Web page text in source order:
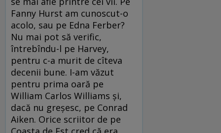
Fanny Hurst am cunoscut-o
acolo, sau pe Edna Ferber?
Nu mai pot să verific,
întrebîndu-l pe Harvey,
pentru c-a murit de cîteva
decenii bune. I-am văzut
pentru prima oară pe
William Carlos Williams și,
dacă nu greșesc, pe Conrad
Aiken. Orice scriitor de pe